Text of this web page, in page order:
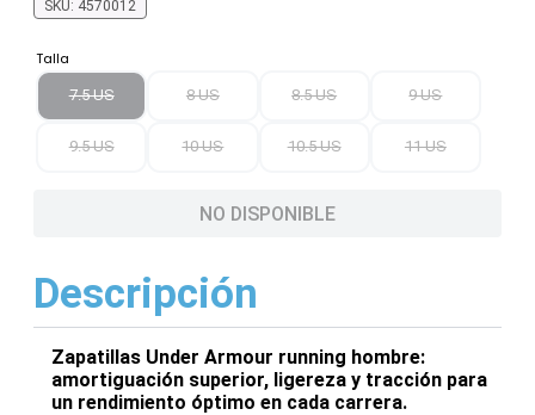
SKU: 4570012
Talla
7.5 US 8 US 8.5 US 9 US
9.5 US 10 US 10.5 US 11 US
NO DISPONIBLE
Descripción
Zapatillas Under Armour running hombre:
amortiguación superior, ligereza y tracción para
un rendimiento óptimo en cada carrera.
5.
chimpunes
6.
zapatillas nike hombre
zapatillas nike mujer